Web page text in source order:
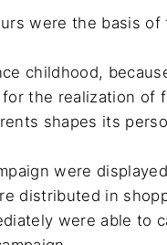
were the basis of
childhood,
the realization of
shapes its
were
distributed in
were able to